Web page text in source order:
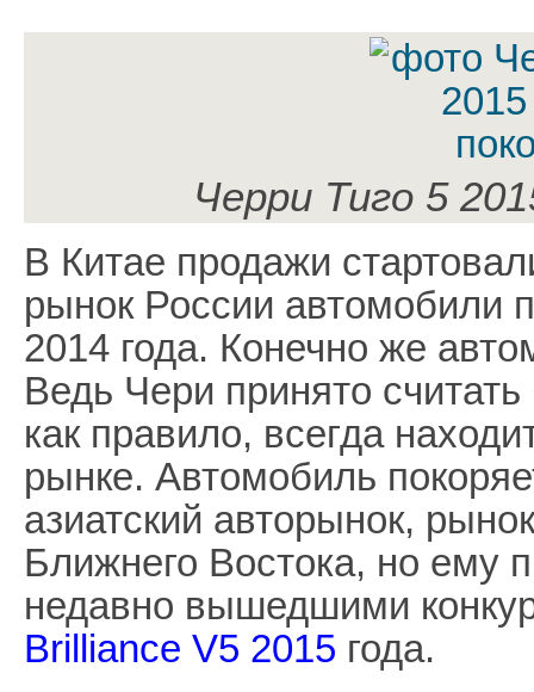
Черри Тиго 5
В Китае продажи
рынок России автомобили
2014 года. Конечно же
Ведь Чери принято
как правило, всегда
рынке. Автомобиль
азиатский авторынок,
Ближнего Востока, но ему
недавно вышедшими
Brilliance V5 2015 года.